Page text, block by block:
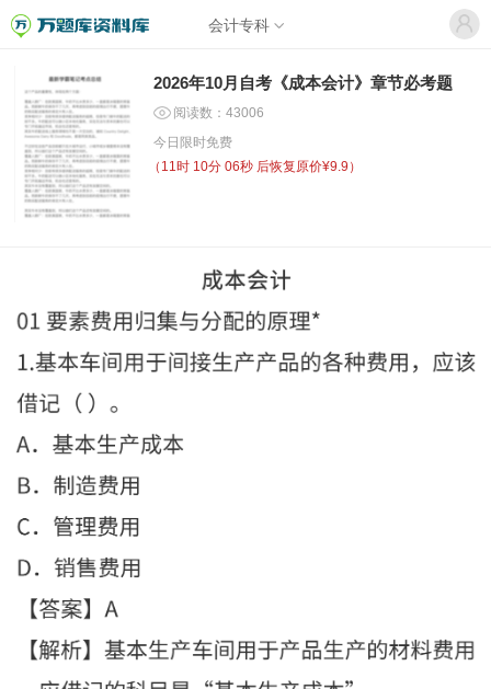
会计专科
2026年10月自考《成本会计》章节必考题
阅读数：43006
今日限时免费
（ 11时 10分 06秒 后恢复原价¥9.9）